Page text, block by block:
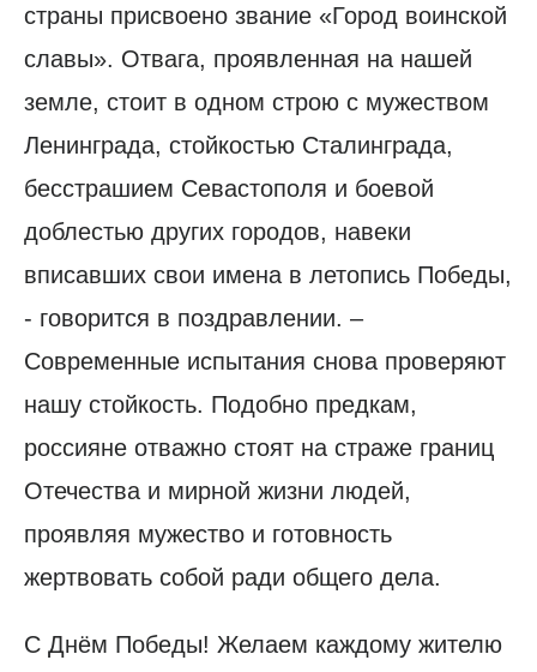
страны присвоено звание «Город воинской
славы». Отвага, проявленная на нашей
земле, стоит в одном строю с мужеством
Ленинграда, стойкостью Сталинграда,
бесстрашием Севастополя и боевой
доблестью других городов, навеки
вписавших свои имена в летопись Победы,
- говорится в поздравлении. –
Современные испытания снова проверяют
нашу стойкость. Подобно предкам,
россияне отважно стоят на страже границ
Отечества и мирной жизни людей,
проявляя мужество и готовность
жертвовать собой ради общего дела.
С Днём Победы! Желаем каждому жителю